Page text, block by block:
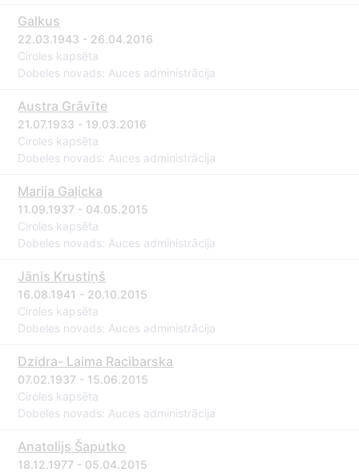
Galkus
22.03.1943 - 26.04.2016
Ciroles kapsēta
Dobeles novads: Auces administrācija
Austra Grāvīte
21.07.1933 - 19.03.2016
Ciroles kapsēta
Dobeles novads: Auces administrācija
Marija Gaļicka
11.09.1937 - 04.05.2015
Ciroles kapsēta
Dobeles novads: Auces administrācija
Jānis Krustiņš
16.08.1941 - 20.10.2015
Ciroles kapsēta
Dobeles novads: Auces administrācija
Dzidra- Laima Racibarska
07.02.1937 - 15.06.2015
Ciroles kapsēta
Dobeles novads: Auces administrācija
Anatolijs Šaputko
18.12.1977 - 05.04.2015